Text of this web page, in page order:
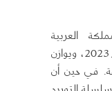
العربية
السعودية عند مفترق طرق في عام 2023، ويوازن
في حين أن